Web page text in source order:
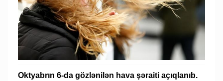
Oktyabrın 6-da gözlənilən hava şəraiti açıqlanıb.